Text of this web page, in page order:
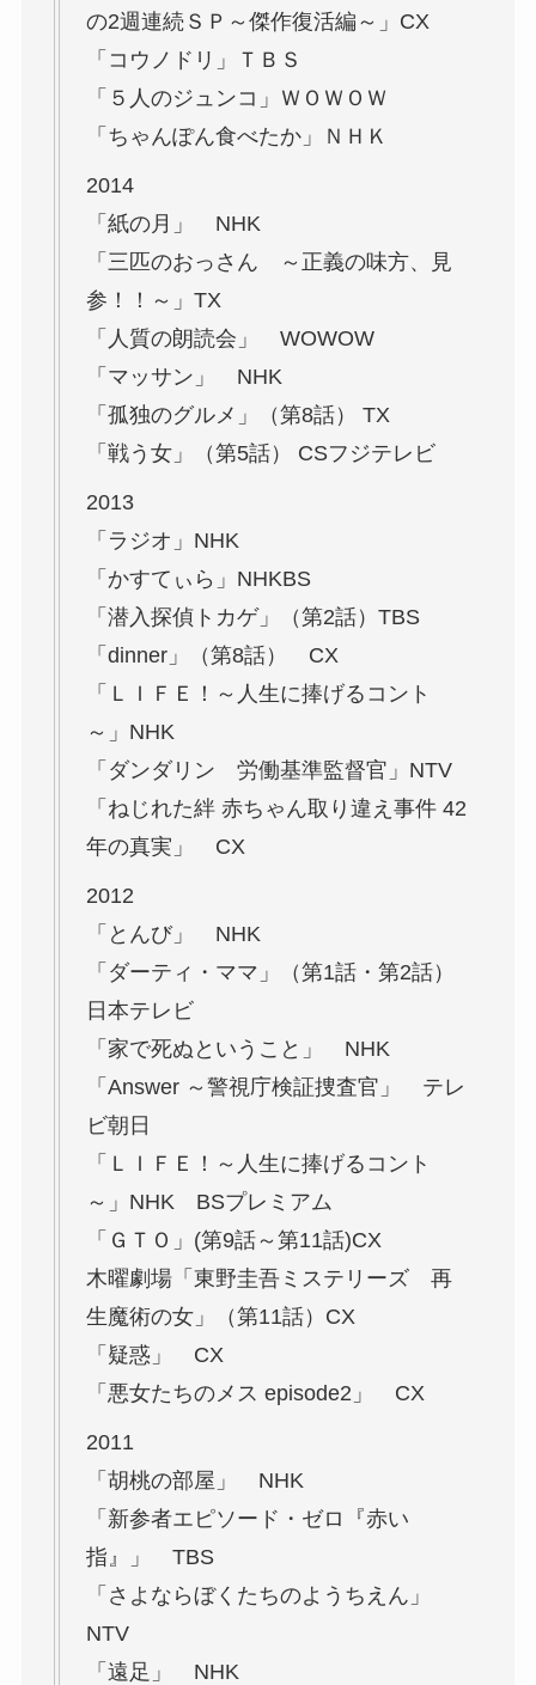
の2週連続ＳＰ～傑作復活編～」CX
「コウノドリ」ＴＢＳ
「５人のジュンコ」ＷＯＷＯＷ
「ちゃんぽん食べたか」ＮＨＫ
2014
「紙の月」 NHK
「三匹のおっさん ～正義の味方、見
参！！～」TX
「人質の朗読会」 WOWOW
「マッサン」 NHK
「孤独のグルメ」（第8話） TX
「戦う女」（第5話） CSフジテレビ
2013
「ラジオ」NHK
「かすてぃら」NHKBS
「潜入探偵トカゲ」（第2話）TBS
「dinner」（第8話） CX
「ＬＩＦＥ！～人生に捧げるコント
～」NHK
「ダンダリン 労働基準監督官」NTV
「ねじれた絆 赤ちゃん取り違え事件 42
年の真実」 CX
2012
「とんび」 NHK
「ダーティ・ママ」（第1話・第2話）
日本テレビ
「家で死ぬということ」 NHK
「Answer ～警視庁検証捜査官」 テレ
ビ朝日
「ＬＩＦＥ！～人生に捧げるコント
～」NHK BSプレミアム
「ＧＴＯ」(第9話～第11話)CX
木曜劇場「東野圭吾ミステリーズ 再
生魔術の女」（第11話）CX
「疑惑」 CX
「悪女たちのメス episode2」 CX
2011
「胡桃の部屋」 NHK
「新参者エピソード・ゼロ『赤い
指』」 TBS
「さよならぼくたちのようちえん」
NTV
「遠足」 NHK